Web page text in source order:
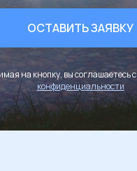
ОСТАВИТЬ ЗАЯВКУ
на кнопку, вы соглашаетесь с
конфиденциальности